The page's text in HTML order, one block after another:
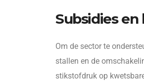
Subsidies
Om de sector te
stallen en de
stikstofdruk op